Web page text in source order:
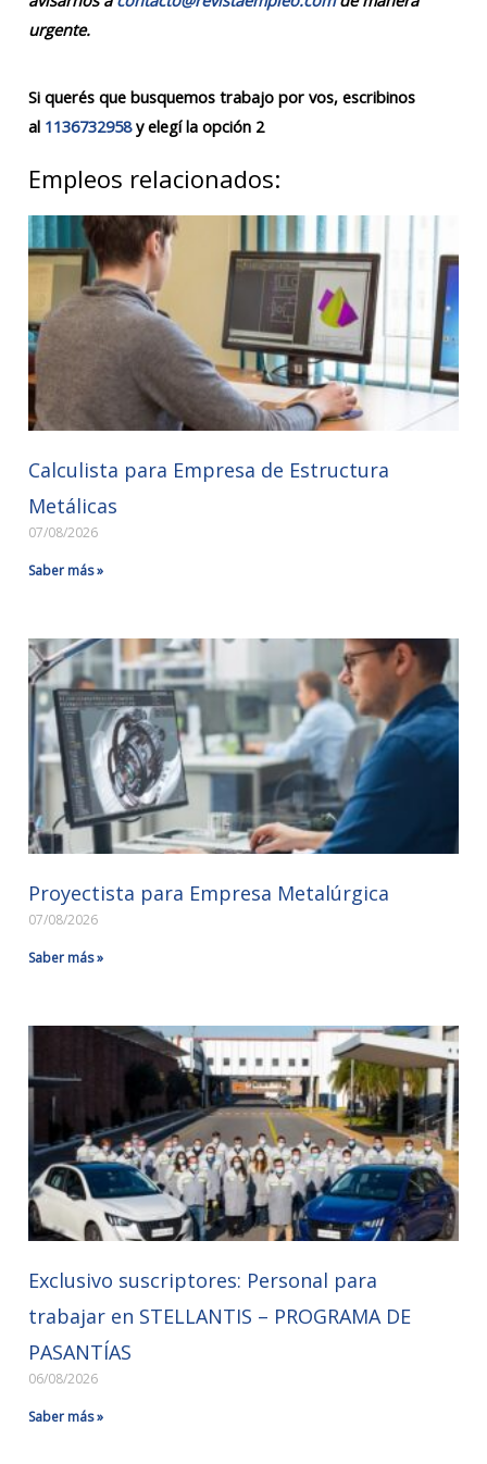
urgente.
Si querés que busquemos trabajo por vos, escribinos
al 1136732958y elegí la opción 2
Empleos relacionados:
Calculista para Empresa de Estructura
Metálicas
07/08/2026
Saber más »
Proyectista para Empresa Metalúrgica
07/08/2026
Saber más »
Exclusivo suscriptores: Personal para
trabajar en STELLANTIS – PROGRAMA DE
PASANTÍAS
06/08/2026
Saber más »